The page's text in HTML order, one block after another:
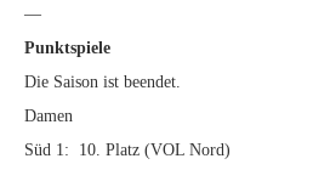
—
Punktspiele
Die Saison ist beendet.
Damen
Süd 1: 10. Platz (VOL Nord)